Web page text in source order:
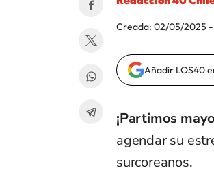
Creada: 02/05/2025 -
Añadir LOS40
¡Partimos
agendar su
surcoreanos.